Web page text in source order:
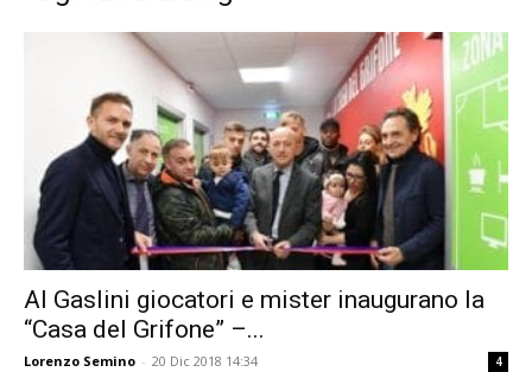
Al Gaslini giocatori e mister inaugurano la
“Casa del Grifone” –...
Lorenzo Semino - 20 Dic 2018 14:34 4